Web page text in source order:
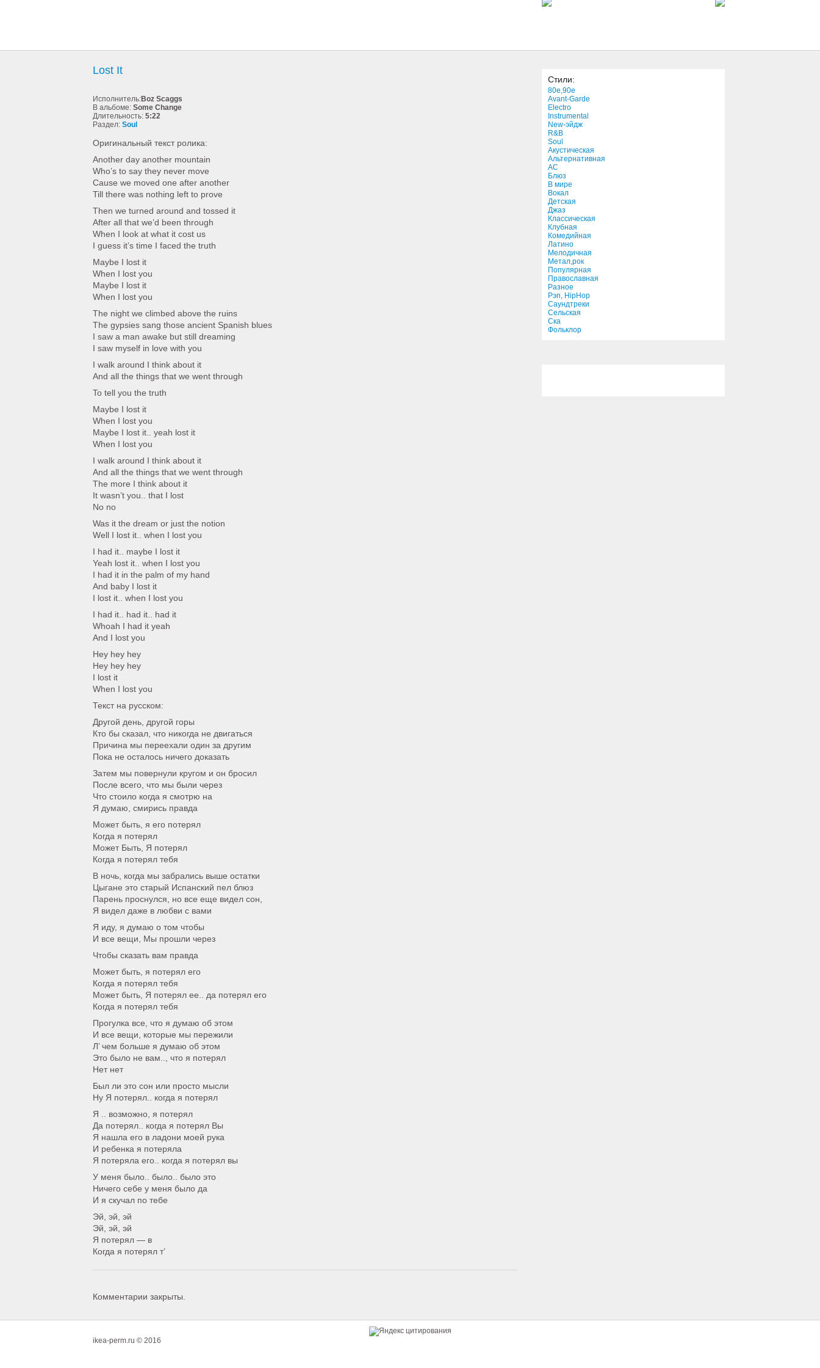
3:26
Lost It
Исполнитель:Boz Scaggs
В альбоме: Some Change
Длительность: 5:22
Раздел: Soul
Оригинальный текст ролика:
Another day another mountain
Who’s to say they never move
Cause we moved one after another
Till there was nothing left to prove
Then we turned around and tossed it
After all that we’d been through
When I look at what it cost us
I guess it’s time I faced the truth
Maybe I lost it
When I lost you
Maybe I lost it
When I lost you
The night we climbed above the ruins
The gypsies sang those ancient Spanish blues
I saw a man awake but still dreaming
I saw myself in love with you
I walk around I think about it
And all the things that we went through
To tell you the truth
Maybe I lost it
When I lost you
Maybe I lost it.. yeah lost it
When I lost you
I walk around I think about it
And all the things that we went through
The more I think about it
It wasn’t you.. that I lost
No no
Was it the dream or just the notion
Well I lost it.. when I lost you
I had it.. maybe I lost it
Yeah lost it.. when I lost you
I had it in the palm of my hand
And baby I lost it
I lost it.. when I lost you
I had it.. had it.. had it
Whoah I had it yeah
And I lost you
Hey hey hey
Hey hey hey
I lost it
When I lost you
Текст на русском:
Другой день, другой горы
Кто бы сказал, что никогда не двигаться
Причина мы переехали один за другим
Пока не осталось ничего доказать
Затем мы повернули кругом и он бросил
После всего, что мы были через
Что стоило когда я смотрю на
Я думаю, смирись правда
Может быть, я его потерял
Когда я потерял
Может Быть, Я потерял
Когда я потерял тебя
В ночь, когда мы забрались выше остатки
Цыгане это старый Испанский пел блюз
Парень проснулся, но все еще видел сон,
Я видел даже в любви с вами
Я иду, я думаю о том чтобы
И все вещи, Мы прошли через
Чтобы сказать вам правда
Может быть, я потерял его
Когда я потерял тебя
Может быть, Я потерял ее.. да потерял его
Когда я потерял тебя
Прогулка все, что я думаю об этом
И все вещи, которые мы пережили
Л’ чем больше я думаю об этом
Это было не вам.., что я потерял
Нет нет
Был ли это сон или просто мысли
Ну Я потерял.. когда я потерял
Я .. возможно, я потерял
Да потерял.. когда я потерял Вы
Я нашла его в ладони моей рука
И ребенка я потеряла
Я потеряла его.. когда я потерял вы
У меня было.. было.. было это
Ничего себе у меня было да
И я скучал по тебе
Эй, эй, эй
Эй, эй, эй
Я потерял — в
Когда я потерял т’
Комментарии закрыты.
Стили:
80e,90e
Avant-Garde
Electro
Instrumental
New-эйдж
R&B
Soul
Акустическая
Альтернативная
АС
Блюз
В мире
Вокал
Детская
Джаз
Классическая
Клубная
Комедийная
Латино
Мелодичная
Метал,рок
Популярная
Православная
Разное
Рэп, HipHop
Саундтреки
Сельская
Ска
Фольклор
ikea-perm.ru © 2016